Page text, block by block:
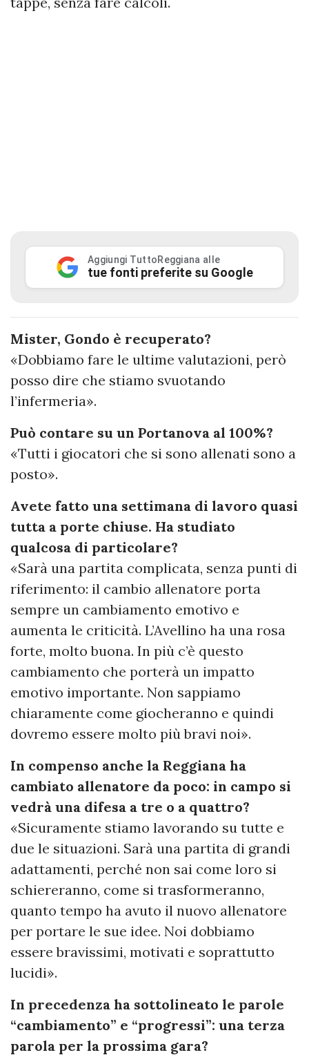
Aggiungi TuttoReggiana alle
tue fonti preferite su Google
Mister, Gondo è recuperato?
«Dobbiamo fare le ultime valutazioni, però
posso dire che stiamo svuotando
l’infermeria».
Può contare su un Portanova al 100%?
«Tutti i giocatori che si sono allenati sono a
posto».
Avete fatto una settimana di lavoro quasi
tutta a porte chiuse. Ha studiato
qualcosa di particolare?
«Sarà una partita complicata, senza punti di
riferimento: il cambio allenatore porta
sempre un cambiamento emotivo e
aumenta le criticità. L’Avellino ha una rosa
forte, molto buona. In più c’è questo
cambiamento che porterà un impatto
emotivo importante. Non sappiamo
chiaramente come giocheranno e quindi
dovremo essere molto più bravi noi».
In compenso anche la Reggiana ha
cambiato allenatore da poco: in campo si
vedrà una difesa a tre o a quattro?
«Sicuramente stiamo lavorando su tutte e
due le situazioni. Sarà una partita di grandi
adattamenti, perché non sai come loro si
schiereranno, come si trasformeranno,
quanto tempo ha avuto il nuovo allenatore
per portare le sue idee. Noi dobbiamo
essere bravissimi, motivati e soprattutto
lucidi».
In precedenza ha sottolineato le parole
“cambiamento” e “progressi”: una terza
parola per la prossima gara?